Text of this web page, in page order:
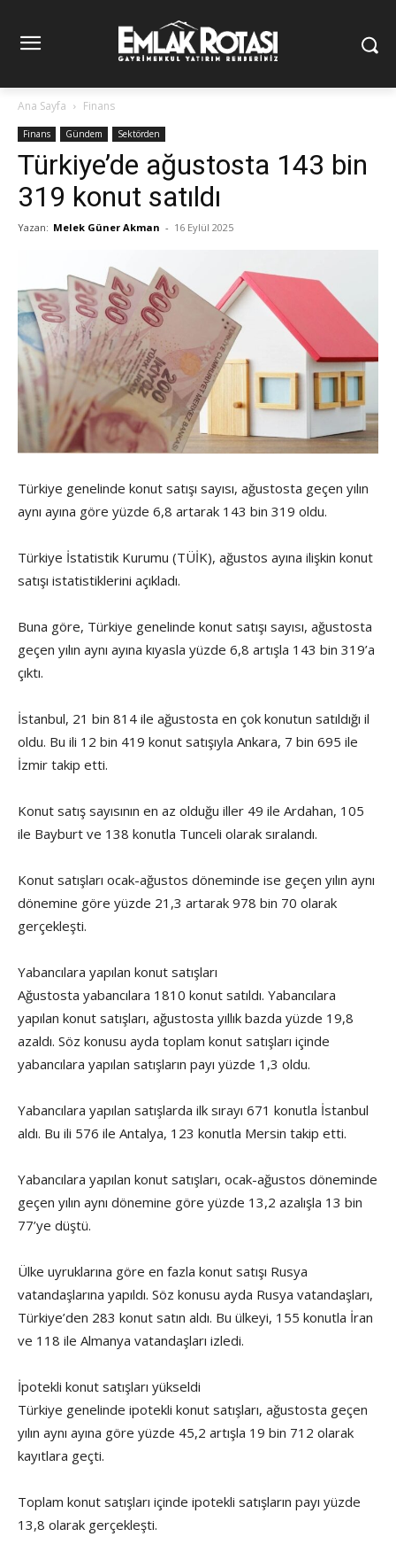
Ana Sayfa Finans
Finans Gündem Sektörden
Türkiye’de ağustosta 143 bin
319 konut satıldı
Yazan: Melek Güner Akman - 16 Eylül 2025
Türkiye genelinde konut satışı sayısı, ağustosta geçen yılın
aynı ayına göre yüzde 6,8 artarak 143 bin 319 oldu.
Türkiye İstatistik Kurumu (TÜİK), ağustos ayına ilişkin konut
satışı istatistiklerini açıkladı.
Buna göre, Türkiye genelinde konut satışı sayısı, ağustosta
geçen yılın aynı ayına kıyasla yüzde 6,8 artışla 143 bin 319’a
çıktı.
İstanbul, 21 bin 814 ile ağustosta en çok konutun satıldığı il
oldu. Bu ili 12 bin 419 konut satışıyla Ankara, 7 bin 695 ile
İzmir takip etti.
Konut satış sayısının en az olduğu iller 49 ile Ardahan, 105
ile Bayburt ve 138 konutla Tunceli olarak sıralandı.
Konut satışları ocak-ağustos döneminde ise geçen yılın aynı
dönemine göre yüzde 21,3 artarak 978 bin 70 olarak
gerçekleşti.
Yabancılara yapılan konut satışları
Ağustosta yabancılara 1810 konut satıldı. Yabancılara
yapılan konut satışları, ağustosta yıllık bazda yüzde 19,8
azaldı. Söz konusu ayda toplam konut satışları içinde
yabancılara yapılan satışların payı yüzde 1,3 oldu.
Yabancılara yapılan satışlarda ilk sırayı 671 konutla İstanbul
aldı. Bu ili 576 ile Antalya, 123 konutla Mersin takip etti.
Yabancılara yapılan konut satışları, ocak-ağustos döneminde
geçen yılın aynı dönemine göre yüzde 13,2 azalışla 13 bin
77’ye düştü.
Ülke uyruklarına göre en fazla konut satışı Rusya
vatandaşlarına yapıldı. Söz konusu ayda Rusya vatandaşları,
Türkiye’den 283 konut satın aldı. Bu ülkeyi, 155 konutla İran
ve 118 ile Almanya vatandaşları izledi.
İpotekli konut satışları yükseldi
Türkiye genelinde ipotekli konut satışları, ağustosta geçen
yılın aynı ayına göre yüzde 45,2 artışla 19 bin 712 olarak
kayıtlara geçti.
Toplam konut satışları içinde ipotekli satışların payı yüzde
13,8 olarak gerçekleşti.